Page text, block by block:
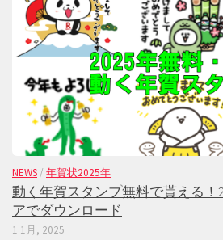
NEWS / 年賀状2025年
動く年賀スタンプ無料で貰える！
アでダウンロード
1 1月, 2025